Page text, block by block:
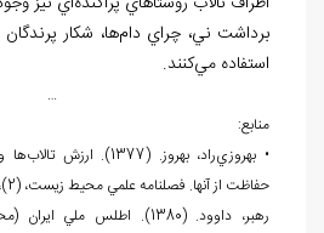
برداشت ني، چراي دامها، شكار
استفاده ميكنند.
…
منابع:
• بهروزيراد، بهروز. (1377). ارزش تالاب
ها
حفاظت از آن‏ها. فصلنامهعلمي محيط زيست، (2)،30-25.
رهبر، داوود. (1380). اطلس